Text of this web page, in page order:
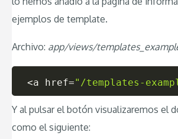
ejemplos de template.
Archivo: app/views/
<a href="/templates-
Y al pulsar el botón visualizaremos el
como el siguiente: